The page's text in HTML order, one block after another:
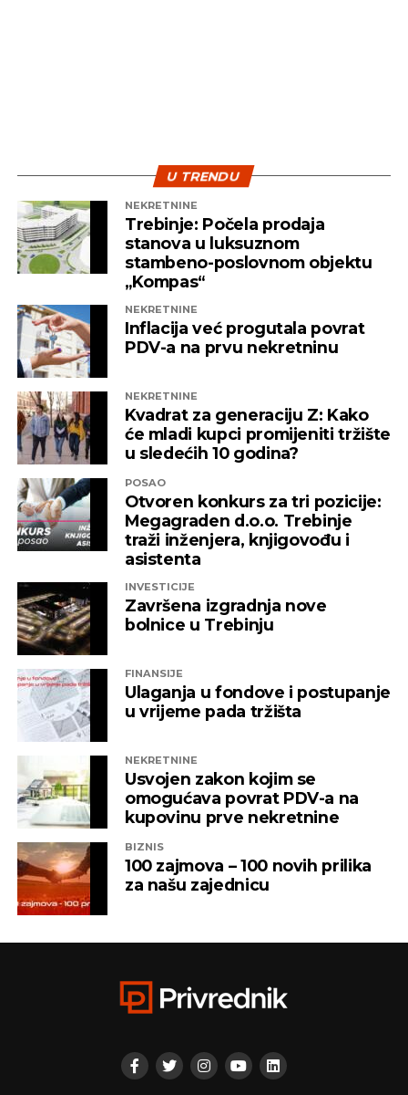
U TRENDU
NEKRETNINE
Trebinje: Počela prodaja
stanova u luksuznom
stambeno-poslovnom objektu
„Kompas“
NEKRETNINE
Inflacija već progutala povrat
PDV-a na prvu nekretninu
NEKRETNINE
Kvadrat za generaciju Z: Kako
će mladi kupci promijeniti tržište
u sledećih 10 godina?
POSAO
Otvoren konkurs za tri pozicije:
Megagraden d.o.o. Trebinje
traži inženjera, knjigovođu i
asistenta
INVESTICIJE
Završena izgradnja nove
bolnice u Trebinju
FINANSIJE
Ulaganja u fondove i postupanje
u vrijeme pada tržišta
NEKRETNINE
Usvojen zakon kojim se
omogućava povrat PDV-a na
kupovinu prve nekretnine
BIZNIS
100 zajmova – 100 novih prilika
za našu zajednicu